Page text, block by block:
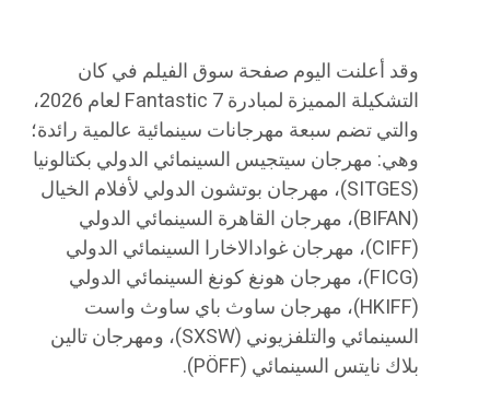
وقد أعلنت اليوم صفحة سوق الفيلم في كان
التشكيلة المميزة لمبادرة Fantastic 7 لعام 2026،
والتي تضم سبعة مهرجانات سينمائية عالمية رائدة؛
وهي: مهرجان سيتجيس السينمائي الدولي بكتالونيا
(SITGES)، مهرجان بوتشون الدولي لأفلام الخيال
(BIFAN)، مهرجان القاهرة السينمائي الدولي
(CIFF)، مهرجان غوادالاخارا السينمائي الدولي
(FICG)، مهرجان هونغ كونغ السينمائي الدولي
(HKIFF)، مهرجان ساوث باي ساوث واست
السينمائي والتلفزيوني (SXSW)، ومهرجان تالين
بلاك نايتس السينمائي (PÖFF).